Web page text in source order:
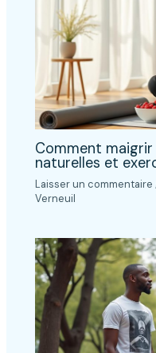
Comment
naturelles et
Laisser un commentaire
Verneuil